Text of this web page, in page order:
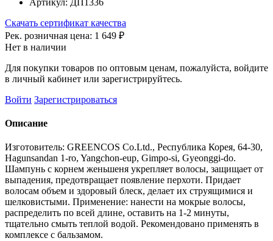
Скачать сертификат качества
Рек. розничная цена: 1 649 ₽
Нет в наличии
Для покупки товаров по оптовым ценам, пожалуйста, войдите
в личный кабинет или зарегистрируйтесь.
Войти Зарегистрироваться
Описание
Изготовитель: GREENCOS Co.Ltd., Республика Корея, 64-30,
Hagunsandan 1-ro, Yangchon-eup, Gimpo-si, Gyeonggi-do.
Шампунь с корнем женьшеня укрепляет волосы, защищает от
выпадения, предотвращает появление перхоти. Придает
волосам объем и здоровый блеск, делает их струящимися и
шелковистыми. Применение: нанести на мокрые волосы,
распределить по всей длине, оставить на 1-2 минуты,
тщательно смыть теплой водой. Рекомендовано применять в
комплексе с бальзамом.